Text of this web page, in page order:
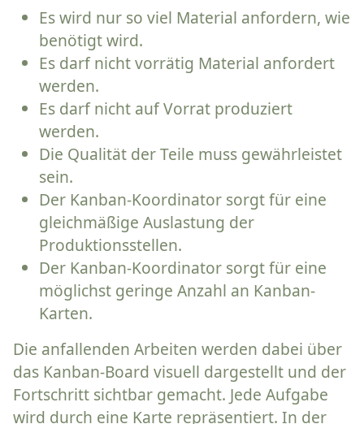
Es wird nur so viel Material anfordern, wie
benötigt wird.
Es darf nicht vorrätig Material anfordert
werden.
Es darf nicht auf Vorrat produziert
werden.
Die Qualität der Teile muss gewährleistet
sein.
Der Kanban-Koordinator sorgt für eine
gleichmäßige Auslastung der
Produktionsstellen.
Der Kanban-Koordinator sorgt für eine
möglichst geringe Anzahl an Kanban-
Karten.
Die anfallenden Arbeiten werden dabei über
das Kanban-Board visuell dargestellt und der
Fortschritt sichtbar gemacht. Jede Aufgabe
wird durch eine Karte repräsentiert. In der